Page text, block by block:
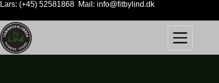
Lars: (+45) 52581868 Mail: info@fitbylind.dk